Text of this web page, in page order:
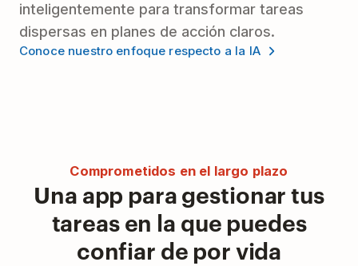
inteligentemente para transformar tareas
dispersas en planes de acción claros.
Conoce nuestro enfoque respecto a la IA
Comprometidos en el largo plazo
Una app para gestionar tus
tareas en la que puedes
confiar de por vida